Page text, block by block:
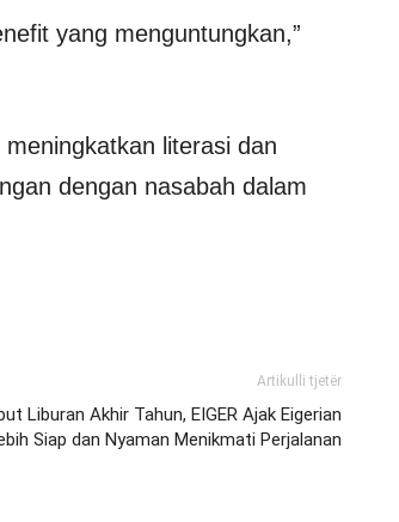
yang menguntungkan,”
literasi dan
dengan nasabah dalam
Artikulli tjetër
Liburan Akhir Tahun, EIGER Ajak Eigerian
Siap dan Nyaman Menikmati Perjalanan